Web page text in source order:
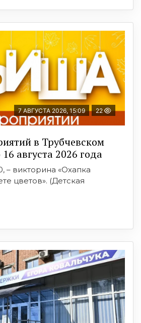
7 АВГУСТА 2026, 15:09 22
в Трубчевском
августа 2026 года
– викторина «Охапка
цветов». (Детская